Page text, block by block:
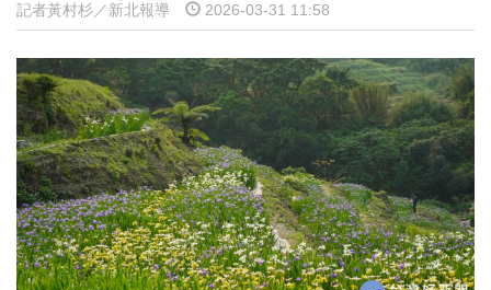
記者黃村杉／新北報導 2026-03-31 11:58